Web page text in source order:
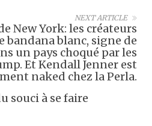
NEXT ARTICLE
New York: les créateurs
bandana blanc, signe de
un pays choqué par les
Et Kendall Jenner est
naked chez la Perla.
souci à se faire